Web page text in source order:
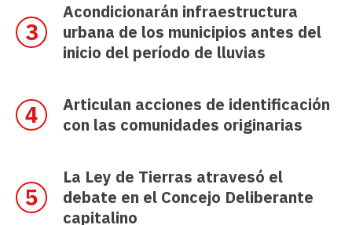
Acondicionarán infraestructura
urbana de los municipios antes del
inicio del período de lluvias
Articulan acciones de identificación
con las comunidades originarias
La Ley de Tierras atravesó el
debate en el Concejo Deliberante
capitalino